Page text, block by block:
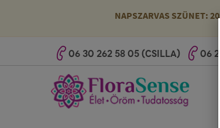
NAPSZARVAS SZÜNET:
06 30 262 58 05 (CSILLA) 06